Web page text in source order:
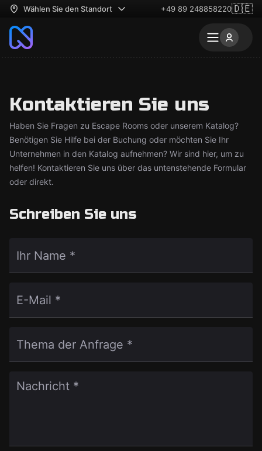
Wählen Sie den Standort +49 89 248858220🇩🇪
Kontaktieren Sie uns
Haben Sie Fragen zu Escape Rooms oder unserem Katalog?
Benötigen Sie Hilfe bei der Buchung oder möchten Sie Ihr
Unternehmen in den Katalog aufnehmen? Wir sind hier, um zu
helfen! Kontaktieren Sie uns über das untenstehende Formular
oder direkt.
Schreiben Sie uns
Ihr Name *
E-Mail *
Thema der Anfrage *
Nachricht *